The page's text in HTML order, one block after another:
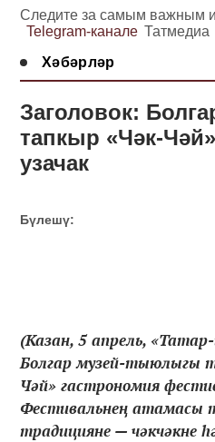
Следите за самым важным
Telegram-канале Татмедиа
Хәбәрләр
Заголовок:
тапкыр «Чәк-
узачак
Бүлешү:
(Казан, 5 апрель,
Болгар музей-тыюлыгы
Чәй» гастрономия
Фестивальнең атамасы
традицияне — чәкчәкне